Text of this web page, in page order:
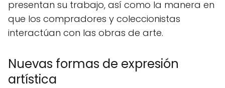
presentan su trabajo, así como la manera en
que los compradores y coleccionistas
interactúan con las obras de arte.
Nuevas formas de expresión
artística